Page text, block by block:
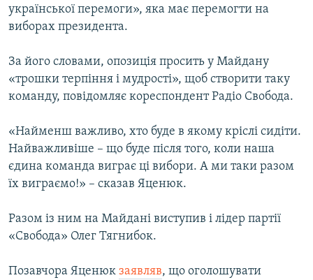
української перемоги», яка має перемогти на
виборах президента.
За його словами, опозиція просить у Майдану
«трошки терпіння і мудрості», щоб створити таку
команду, повідомляє кореспондент Радіо Свобода.
«Найменш важливо, хто буде в якому кріслі сидіти.
Найважливіше – що буде після того, коли наша
єдина команда виграє ці вибори. А ми таки разом
їх виграємо!» – сказав Яценюк.
Разом із ним на Майдані виступив і лідер партії
«Свобода» Олег Тягнибок.
Позавчора Яценюк заявляв, що оголошувати